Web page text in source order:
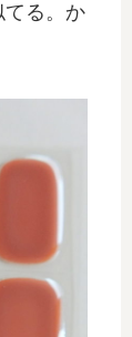
てる。か